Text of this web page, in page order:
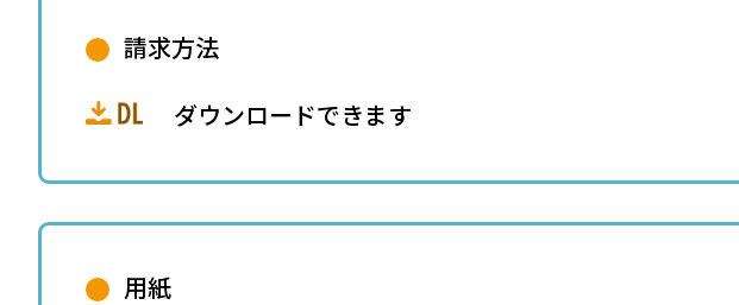
請求方法
ダウンロードできます
用紙